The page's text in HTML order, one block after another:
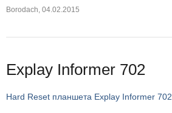
Borodach, 04.02.2015
Explay Informer 702
Hard Reset планшета Explay Informer 702